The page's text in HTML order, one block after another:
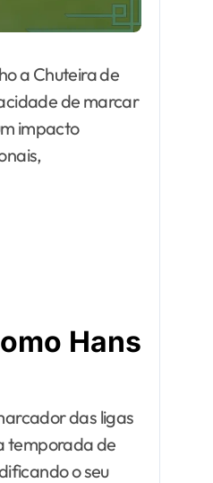
a Chuteira de
de marcar
impacto
Hans
das ligas
temporada de
o seu